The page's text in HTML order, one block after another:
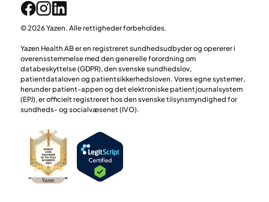
© 2026 Yazen. Alle rettigheder forbeholdes.
Yazen Health AB er en registreret sundhedsudbyder og opererer i
overensstemmelse med den generelle forordning om
databeskyttelse (GDPR), den svenske sundhedslov,
patientdataloven og patientsikkerhedsloven. Vores egne systemer,
herunder patient-appen og det elektroniske patientjournalsystem
(EPJ), er officielt registreret hos den svenske tilsynsmyndighed for
sundheds- og socialvæsenet (IVO).